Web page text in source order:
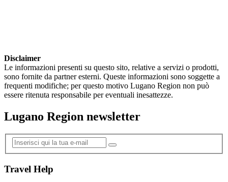
Disclaimer
Le informazioni presenti su questo sito, relative a servizi o prodotti,
sono fornite da partner esterni. Queste informazioni sono soggette a
frequenti modifiche; per questo motivo Lugano Region non può
essere ritenuta responsabile per eventuali inesattezze.
Lugano Region newsletter
Travel Help